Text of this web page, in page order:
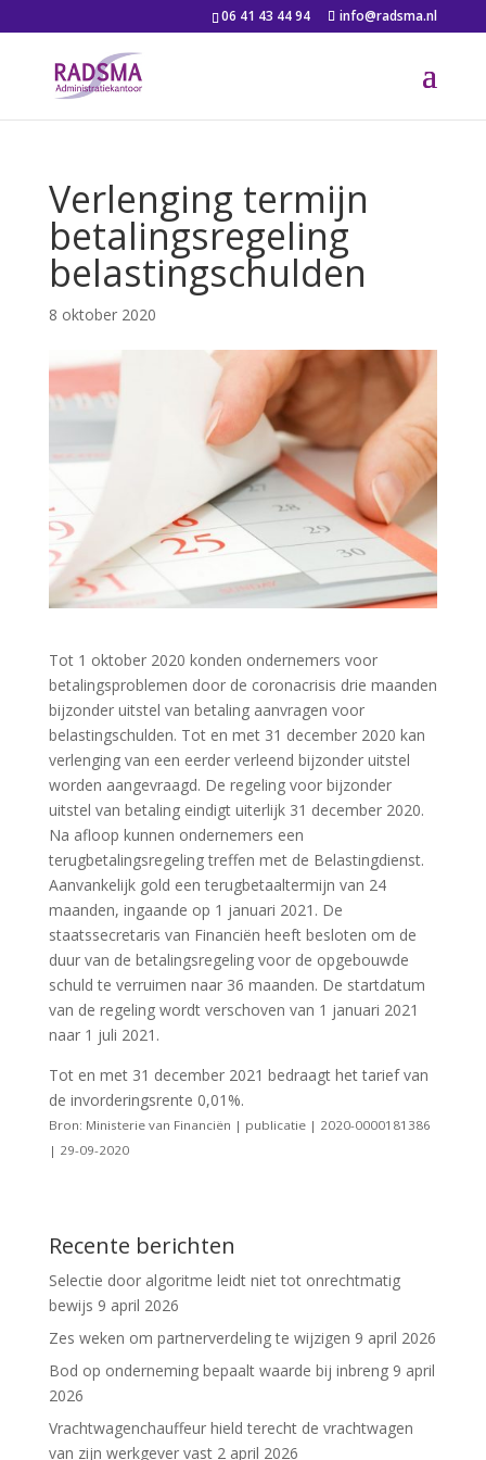
06 41 43 44 94 info@radsma.nl
Verlenging termijn
betalingsregeling
belastingschulden
8 oktober 2020
Tot 1 oktober 2020 konden ondernemers voor
betalingsproblemen door de coronacrisis drie maanden
bijzonder uitstel van betaling aanvragen voor
belastingschulden. Tot en met 31 december 2020 kan
verlenging van een eerder verleend bijzonder uitstel
worden aangevraagd. De regeling voor bijzonder
uitstel van betaling eindigt uiterlijk 31 december 2020.
Na afloop kunnen ondernemers een
terugbetalingsregeling treffen met de Belastingdienst.
Aanvankelijk gold een terugbetaaltermijn van 24
maanden, ingaande op 1 januari 2021. De
staatssecretaris van Financiën heeft besloten om de
duur van de betalingsregeling voor de opgebouwde
schuld te verruimen naar 36 maanden. De startdatum
van de regeling wordt verschoven van 1 januari 2021
naar 1 juli 2021.
Tot en met 31 december 2021 bedraagt het tarief van
de invorderingsrente 0,01%.
Bron: Ministerie van Financiën | publicatie | 2020-0000181386
| 29-09-2020
Recente berichten
Selectie door algoritme leidt niet tot onrechtmatig
bewijs 9 april 2026
Zes weken om partnerverdeling te wijzigen 9 april 2026
Bod op onderneming bepaalt waarde bij inbreng 9 april
2026
Vrachtwagenchauffeur hield terecht de vrachtwagen
van zijn werkgever vast 2 april 2026